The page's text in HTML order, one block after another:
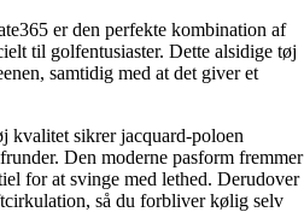
er den perfekte kombination af
til golfentusiaster. Dette alsidige tøj
samtidig med at det giver et
kvalitet sikrer jacquard-poloen
Den moderne pasform fremmer
for at svinge med lethed. Derudover
så du forbliver kølig selv